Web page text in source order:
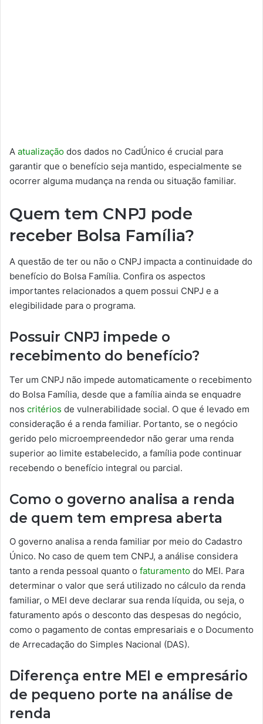
A atualização dos dados no CadÚnico é crucial para
garantir que o benefício seja mantido, especialmente se
ocorrer alguma mudança na renda ou situação familiar.
Quem tem CNPJ pode
receber Bolsa Família?
A questão de ter ou não o CNPJ impacta a continuidade do
benefício do Bolsa Família. Confira os aspectos
importantes relacionados a quem possui CNPJ e a
elegibilidade para o programa.
Possuir CNPJ impede o
recebimento do benefício?
Ter um CNPJ não impede automaticamente o recebimento
do Bolsa Família, desde que a família ainda se enquadre
nos critérios de vulnerabilidade social. O que é levado em
consideração é a renda familiar. Portanto, se o negócio
gerido pelo microempreendedor não gerar uma renda
superior ao limite estabelecido, a família pode continuar
recebendo o benefício integral ou parcial.
Como o governo analisa a renda
de quem tem empresa aberta
O governo analisa a renda familiar por meio do Cadastro
Único. No caso de quem tem CNPJ, a análise considera
tanto a renda pessoal quanto o faturamento do MEI. Para
determinar o valor que será utilizado no cálculo da renda
familiar, o MEI deve declarar sua renda líquida, ou seja, o
faturamento após o desconto das despesas do negócio,
como o pagamento de contas empresariais e o Documento
de Arrecadação do Simples Nacional (DAS).
Diferença entre MEI e empresário
de pequeno porte na análise de
renda